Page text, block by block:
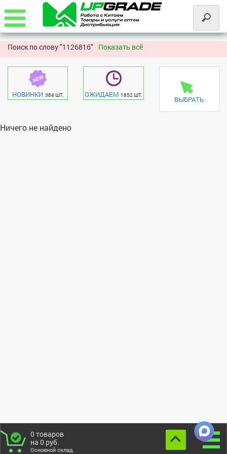
Поиск по слову "1126816" Показать всё
НОВИНКИ 384 ШТ. ОЖИДАЕМ 1852 ШТ. ВЫБРАТЬ
Ничего не найдено
0 товаров
на 0 руб.
Основной склад.